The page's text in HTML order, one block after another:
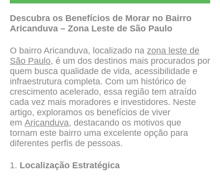
Descubra os Benefícios de Morar no Bairro
Aricanduva – Zona Leste de São Paulo
O bairro Aricanduva, localizado na zona leste de
São Paulo, é um dos destinos mais procurados por
quem busca qualidade de vida, acessibilidade e
infraestrutura completa. Com um histórico de
crescimento acelerado, essa região tem atraído
cada vez mais moradores e investidores. Neste
artigo, exploramos os benefícios de viver
em Aricanduva, destacando os motivos que
tornam este bairro uma excelente opção para
diferentes perfis de pessoas.
1. Localização Estratégica